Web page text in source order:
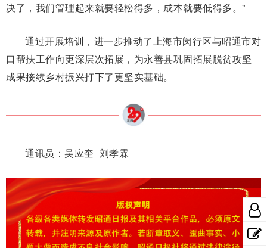
决了，我们管理起来就要轻松得多，成本就要低得多。”
通过开展培训，进一步推动了上海市闵行区与昭通市对
口帮扶工作向更深层次拓展，为永善县巩固拓展脱贫攻坚
成果接续乡村振兴打下了更坚实基础。
通讯员：吴应奎 刘孝霖